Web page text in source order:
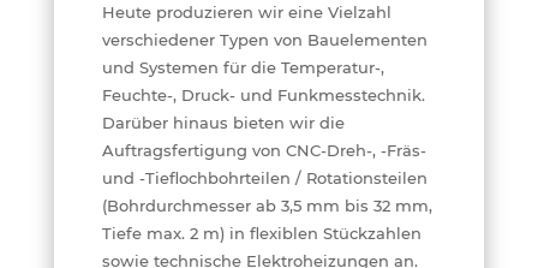
Heute produzieren wir eine Vielzahl
verschiedener Typen von Bauelementen
und Systemen für die Temperatur-,
Feuchte-, Druck- und Funkmesstechnik.
Darüber hinaus bieten wir die
Auftragsfertigung von CNC-Dreh-, -Fräs-
und -Tieflochbohrteilen / Rotationsteilen
(Bohrdurchmesser ab 3,5 mm bis 32 mm,
Tiefe max. 2 m) in flexiblen Stückzahlen
sowie technische Elektroheizungen an.